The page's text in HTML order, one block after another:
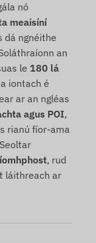
nó
meaisíní
dá ngnéithe
an
le 180 lá
iontach é
ar an ngléas
agus POI,
rianú fíor-ama
, rud
láithreach ar